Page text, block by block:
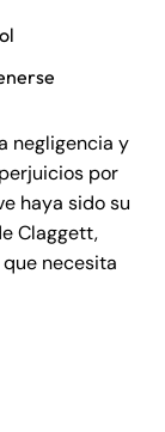
negligencia y
por
haya sido su
Claggett,
necesita